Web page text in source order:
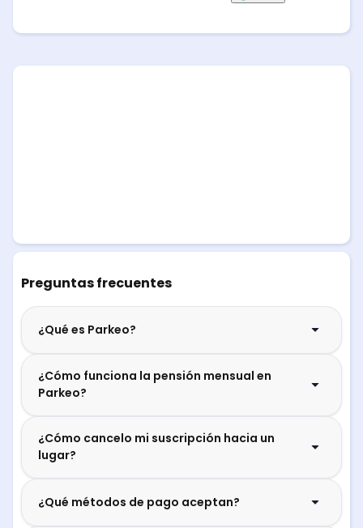
Preguntas frecuentes
¿Qué es Parkeo?
¿Cómo funciona la pensión mensual en
Parkeo?
¿Cómo cancelo mi suscripción hacia un
lugar?
¿Qué métodos de pago aceptan?